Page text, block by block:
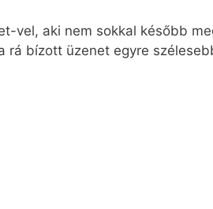
vel, aki nem sokkal később
bízott üzenet egyre